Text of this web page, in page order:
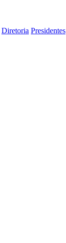
Diretoria Presidentes